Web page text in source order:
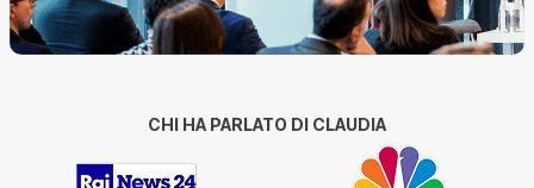
CHI HA PARLATO DI CLAUDIA